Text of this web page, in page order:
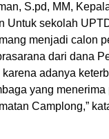
S.pd, MM,
Untuk sekolah
menjadi calon
dari dana
adanya
yang
Camplong,”